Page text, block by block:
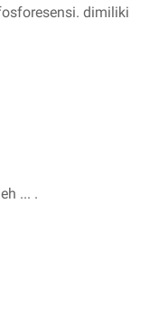
dimiliki
... .